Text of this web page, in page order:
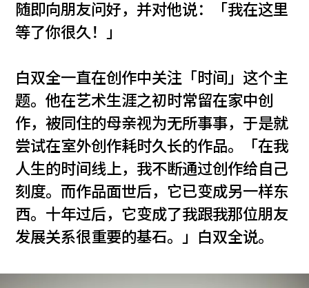
随即向朋友问好，并对他说：「我在这里
等了你很久！」
白双全一直在创作中关注「时间」这个主
题。他在艺术生涯之初时常留在家中创
作，被同住的母亲视为无所事事，于是就
尝试在室外创作耗时久长的作品。「在我
人生的时间线上，我不断通过创作给自己
刻度。而作品面世后，它已变成另一样东
西。十年过后，它变成了我跟我那位朋友
发展关系很重要的基石。」白双全说。